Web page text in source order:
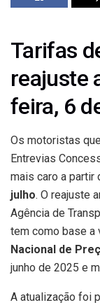
Tarifas
reajuste
feira, 6
Os motoristas
Entrevias
mais caro a partir
julho. O reajuste
Agência de
tem como base a
Nacional de
junho de 2025 e
A atualização foi